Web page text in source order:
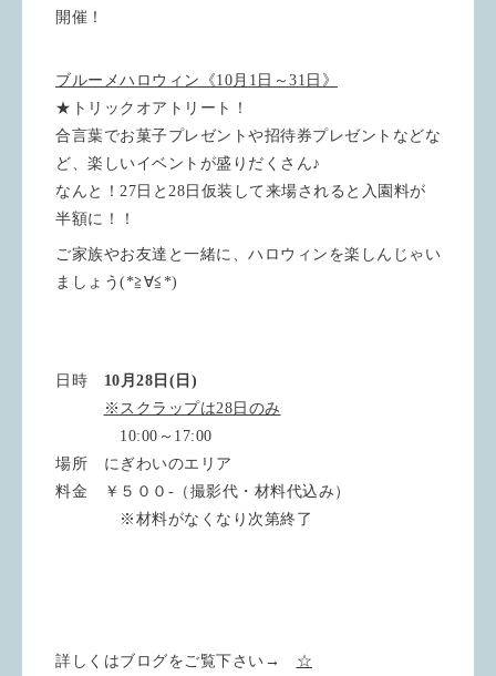
開催！
ブルーメハロウィン《10月1日～31日》
★トリックオアトリート！
合言葉でお菓子プレゼントや招待券プレゼントなどな
ど、楽しいイベントが盛りだくさん♪
なんと！27日と28日仮装して来場されると入園料が
半額に！！
ご家族やお友達と一緒に、ハロウィンを楽しんじゃい
ましょう(*≧∀≦*)
日時 10月28日(日)
※スクラップは28日のみ
10:00～17:00
場所 にぎわいのエリア
料金 ￥５００-（撮影代・材料代込み）
※材料がなくなり次第終了
詳しくはブログをご覧下さい→ ☆